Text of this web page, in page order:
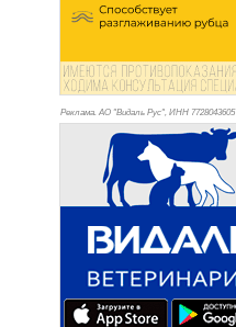
Реклама. АО "Видаль Рус", ИНН 7728043605